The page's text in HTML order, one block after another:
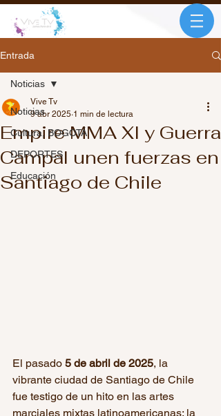
Entrada
Noticias
Cultura, BOGOTÁ
DEPORTES
Educación
Noticias
Empire MMA XI y Guerra
Campal unen fuerzas en
Santiago de Chile
Vive Tv
9 abr 2025 1 min de lectura
El pasado 5 de abril de 2025, la
vibrante ciudad de Santiago de Chile
fue testigo de un hito en las artes
marciales mixtas latinoamericanas: la